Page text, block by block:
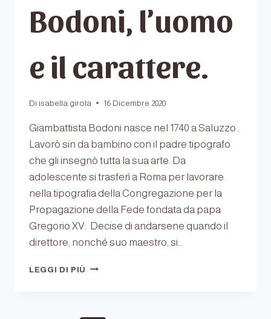
Bodoni, l’uomo
e il carattere.
Di isabella girola 16 Dicembre 2020
Giambattista Bodoni nasce nel 1740 a Saluzzo .
Lavorò sin da bambino con il padre tipografo
che gli insegnò tutta la sua arte. Da
adolescente si trasferì a Roma per lavorare
nella tipografia della Congregazione per la
Propagazione della Fede fondata da papa
Gregorio XV. Decise di andarsene quando il
direttore, nonché suo maestro, si…
LEGGI DI PIÙ BODONI,